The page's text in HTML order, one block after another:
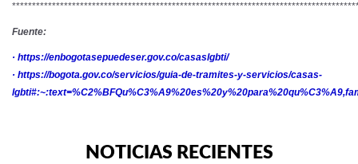
Fuente:
· https://enbogotasepuedeser.gov.co/casaslgbti/
· https://bogota.gov.co/servicios/guia-de-tramites-y-servicios/casas-
NOTICIAS RECIENTES